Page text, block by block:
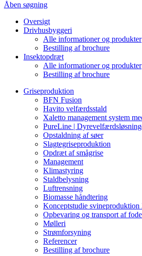
Åben søgning
Oversigt
Drivhusbyggeri
Alle informationer og produkter
Bestilling af brochure
Insektopdræt
Alle informationer og produkter
Bestilling af brochure
Griseproduktion
BFN Fusion
Havito velfærdsstald
Xaletto management system
PureLine |
Opstaldning af søer
Slagtegriseproduktion
Opdræt af smågrise
Management
Klimastyring
Staldbelysning
Luftrensning
Biomasse håndtering
Konceptstudie svineproduktion
Opbevaring og transport af
Mølleri
Strømforsyning
Referencer
Bestilling af brochure